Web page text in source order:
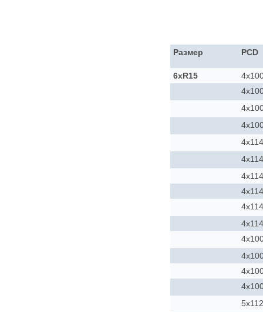
Размер PCD
6xR15
5x112